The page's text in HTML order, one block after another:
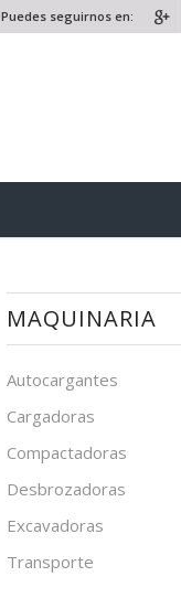
Puedes seguirnos en:
MAQUINARIA
Autocargantes
Cargadoras
Compactadoras
Desbrozadoras
Excavadoras
Transporte